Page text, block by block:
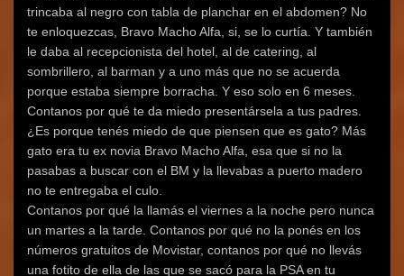
trincaba al negro con tabla de planchar en el abdomen? No
te enloquezcas, Bravo Macho Alfa, si, se lo curtía. Y también
le daba al recepcionista del hotel, al de catering, al
sombrillero, al barman y a uno más que no se acuerda
porque estaba siempre borracha. Y eso solo en 6 meses.
Contanos por qué te da miedo presentársela a tus padres.
¿Es porque tenés miedo de que piensen que es gato? Más
gato era tu ex novia Bravo Macho Alfa, esa que si no la
pasabas a buscar con el BM y la llevabas a puerto madero
no te entregaba el culo.
Contanos por qué la llamás el viernes a la noche pero nunca
un martes a la tarde. Contanos por qué no la ponés en los
números gratuitos de Movistar, contanos por qué no llevás
una fotito de ella de las que se sacó para la PSA en tu